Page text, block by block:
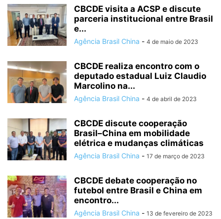
CBCDE visita a ACSP e discute
parceria institucional entre Brasil
e...
Agência Brasil China - 4 de maio de 2023
CBCDE realiza encontro com o
deputado estadual Luiz Claudio
Marcolino na...
Agência Brasil China - 4 de abril de 2023
CBCDE discute cooperação
Brasil–China em mobilidade
elétrica e mudanças climáticas
Agência Brasil China - 17 de março de 2023
CBCDE debate cooperação no
futebol entre Brasil e China em
encontro...
Agência Brasil China - 13 de fevereiro de 2023